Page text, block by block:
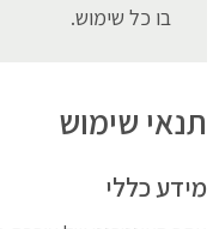
בו כל שימוש.
תנאי שימוש
מידע כללי